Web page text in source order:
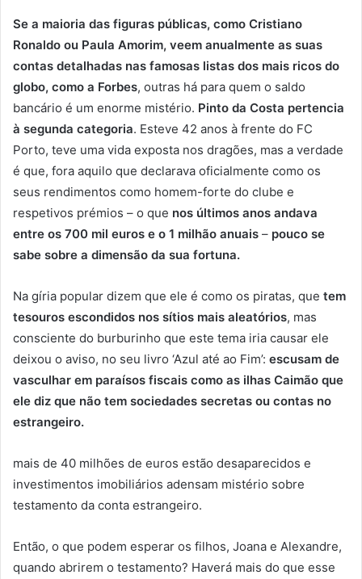
Se a maioria das figuras públicas, como Cristiano
Ronaldo ou Paula Amorim, veem anualmente as suas
contas detalhadas nas famosas listas dos mais ricos do
globo, como a Forbes, outras há para quem o saldo
bancário é um enorme mistério. Pinto da Costa pertencia
à segunda categoria. Esteve 42 anos à frente do FC
Porto, teve uma vida exposta nos dragões, mas a verdade
é que, fora aquilo que declarava oficialmente como os
seus rendimentos como homem-forte do clube e
respetivos prémios – o que nos últimos anos andava
entre os 700 mil euros e o 1 milhão anuais – pouco se
sabe sobre a dimensão da sua fortuna.
Na gíria popular dizem que ele é como os piratas, que tem
tesouros escondidos nos sítios mais aleatórios, mas
consciente do burburinho que este tema iria causar ele
deixou o aviso, no seu livro ‘Azul até ao Fim’: escusam de
vasculhar em paraísos fiscais como as ilhas Caimão que
ele diz que não tem sociedades secretas ou contas no
estrangeiro.
mais de 40 milhões de euros estão desaparecidos e
investimentos imobiliários adensam mistério sobre
testamento da conta estrangeiro.
Então, o que podem esperar os filhos, Joana e Alexandre,
quando abrirem o testamento? Haverá mais do que esse